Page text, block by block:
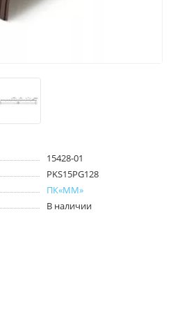
15428-01
PKS15PG128
ПК«ММ»
В наличии